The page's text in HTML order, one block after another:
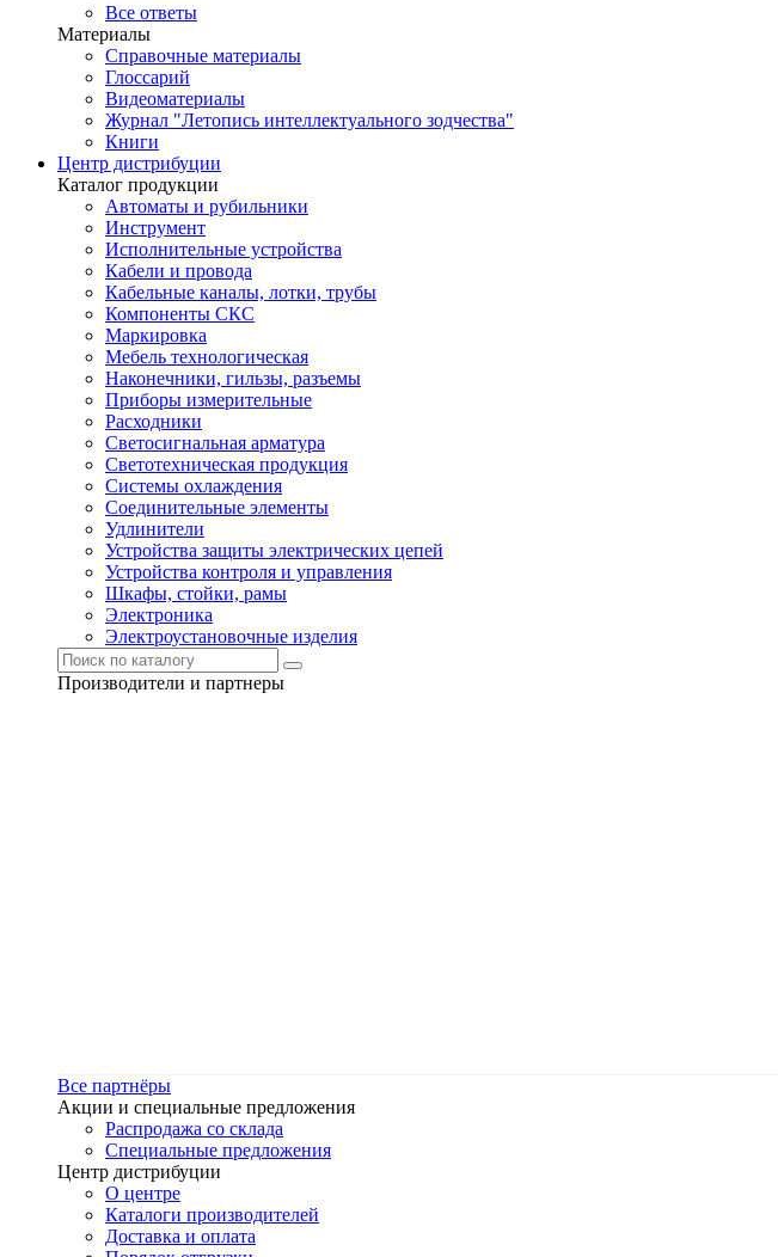
Все ответы
Материалы
Справочные материалы
Глоссарий
Видеоматериалы
Журнал "Летопись интеллектуального зодчества"
Книги
Центр дистрибуции
Каталог продукции
Автоматы и рубильники
Инструмент
Исполнительные устройства
Кабели и провода
Кабельные каналы, лотки, трубы
Компоненты СКС
Маркировка
Мебель технологическая
Наконечники, гильзы, разъемы
Приборы измерительные
Расходники
Светосигнальная арматура
Светотехническая продукция
Системы охлаждения
Соединительные элементы
Удлинители
Устройства защиты электрических цепей
Устройства контроля и управления
Шкафы, стойки, рамы
Электроника
Электроустановочные изделия
Производители и партнеры
Все партнёры
Акции и специальные предложения
Распродажа со склада
Специальные предложения
Центр дистрибуции
О центре
Каталоги производителей
Доставка и оплата